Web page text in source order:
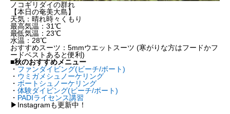
ノコギリダイの群れ
【本日の奄美大島】
天気：晴れ時々くもり
最高気温：31℃
最低気温：23℃
水温：28℃
おすすめスーツ：5mmウエットスーツ (寒がりな方はフードかフ
ードベストあると便利)
■秋のおすすめメニュー
・ ファンダイビング(ビーチ/ボート)
・ ウミガメシュノーケリング
・ ボートシュノーケリング
・ 体験ダイビング(ビーチ/ボート)
・ PADIライセンス講習
▶︎Instagramも更新中！